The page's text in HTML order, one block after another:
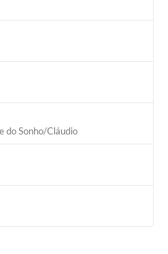
do Sonho/Cláudio